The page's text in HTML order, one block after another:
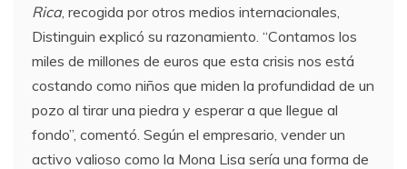
Rica, recogida por otros medios internacionales,
Distinguin explicó su razonamiento. “Contamos los
miles de millones de euros que esta crisis nos está
costando como niños que miden la profundidad de un
pozo al tirar una piedra y esperar a que llegue al
fondo”, comentó. Según el empresario, vender un
activo valioso como la Mona Lisa sería una forma de